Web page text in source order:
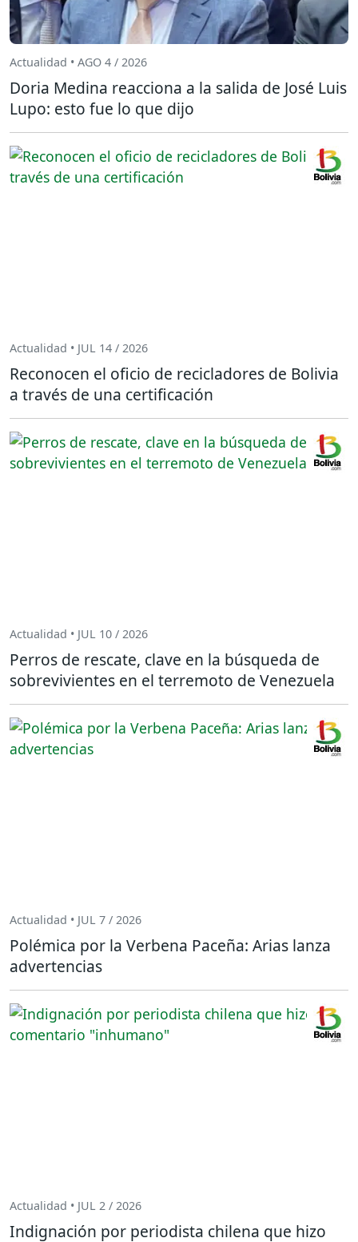
Actualidad • AGO 4 / 2026
Doria Medina reacciona a la salida de José Luis
Lupo: esto fue lo que dijo
Actualidad • JUL 14 / 2026
Reconocen el oficio de recicladores de Bolivia
a través de una certificación
Actualidad • JUL 10 / 2026
Perros de rescate, clave en la búsqueda de
sobrevivientes en el terremoto de Venezuela
Actualidad • JUL 7 / 2026
Polémica por la Verbena Paceña: Arias lanza
advertencias
Actualidad • JUL 2 / 2026
Indignación por periodista chilena que hizo